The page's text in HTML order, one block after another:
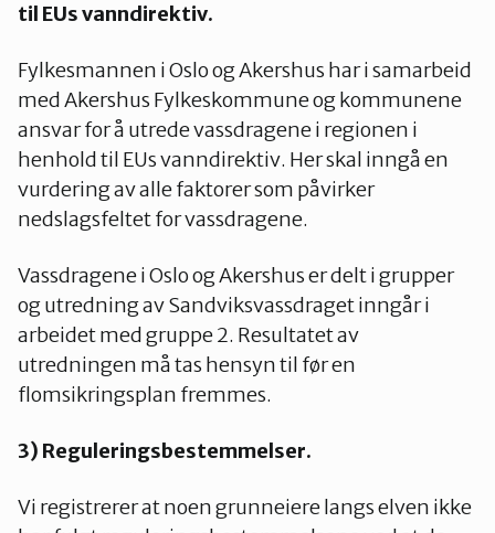
til EUs vanndirektiv.
Fylkesmannen i Oslo og Akershus har i samarbeid
med Akershus Fylkeskommune og kommunene
ansvar for å utrede vassdragene i regionen i
henhold til EUs vanndirektiv. Her skal inngå en
vurdering av alle faktorer som påvirker
nedslagsfeltet for vassdragene.
Vassdragene i Oslo og Akershus er delt i grupper
og utredning av Sandviksvassdraget inngår i
arbeidet med gruppe 2. Resultatet av
utredningen må tas hensyn til før en
flomsikringsplan fremmes.
3) Reguleringsbestemmelser.
Vi registrerer at noen grunneiere langs elven ikke